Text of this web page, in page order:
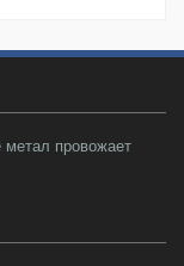
метал провожает